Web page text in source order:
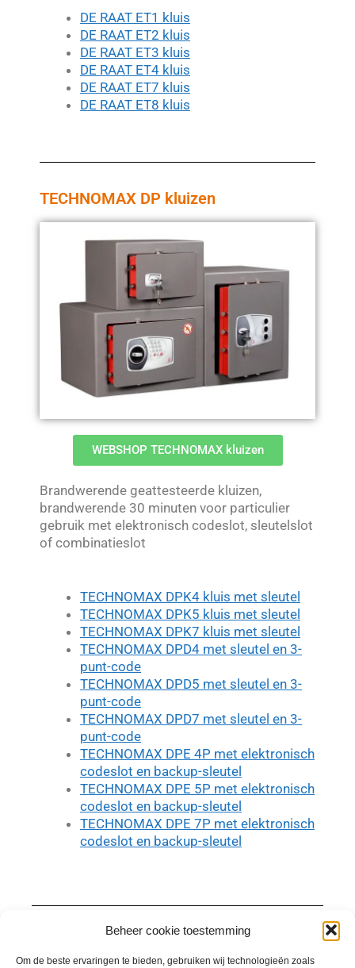
Beheer cookie toestemming
Om de beste ervaringen te bieden, gebruiken wij technologieën zoals
DE RAAT ET1 kluis
DE RAAT ET2 kluis
DE RAAT ET3 kluis
DE RAAT ET4 kluis
DE RAAT ET7 kluis
DE RAAT ET8 kluis
TECHNOMAX DP kluizen
WEBSHOP TECHNOMAX kluizen
Brandwerende geattesteerde kluizen,
brandwerende 30 minuten voor particulier
gebruik met elektronisch codeslot, sleutelslot
of combinatieslot
TECHNOMAX DPK4 kluis met sleutel
TECHNOMAX DPK5 kluis met sleutel
TECHNOMAX DPK7 kluis met sleutel
TECHNOMAX DPD4 met sleutel en 3-
punt-code
TECHNOMAX DPD5 met sleutel en 3-
punt-code
TECHNOMAX DPD7 met sleutel en 3-
punt-code
TECHNOMAX DPE 4P met elektronisch
codeslot en backup-sleutel
TECHNOMAX DPE 5P met elektronisch
codeslot en backup-sleutel
TECHNOMAX DPE 7P met elektronisch
codeslot en backup-sleutel
Slotenmaker ROB plaatst enkele mechanische